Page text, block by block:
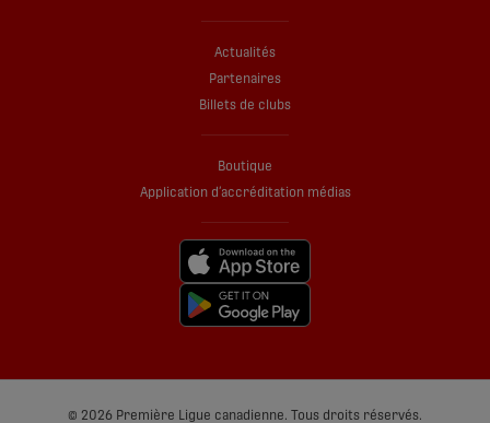
Actualités
Partenaires
Billets de clubs
Boutique
Application d’accréditation médias
© 2026 Première Ligue canadienne. Tous droits réservés.